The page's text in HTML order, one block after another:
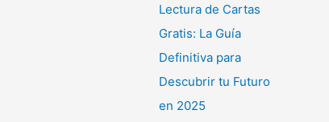
Lectura de Cartas
Gratis: La Guía
Definitiva para
Descubrir tu Futuro
en 2025